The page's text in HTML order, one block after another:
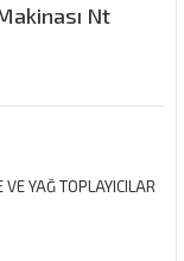
Nt
YAĞ TOPLAYICILAR